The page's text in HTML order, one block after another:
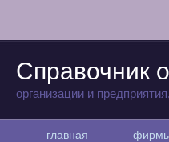
Справочник
организации и
главная